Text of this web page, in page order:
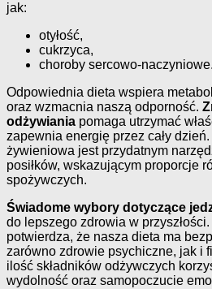
jak:
otyłość,
cukrzyca,
choroby sercowo-naczyniowe.
Odpowiednia dieta wspiera
oraz wzmacnia naszą odporność.
odżywiania pomaga utrzymać
zapewnia energię przez cały
żywieniowa jest przydatnym
posiłków, wskazującym proporcje
spożywczych.
Świadome wybory dotyczące
do lepszego zdrowia w
potwierdza, że nasza dieta ma
zarówno zdrowie psychiczne, jak i
ilość składników odżywczych
wydolność oraz samopoczucie